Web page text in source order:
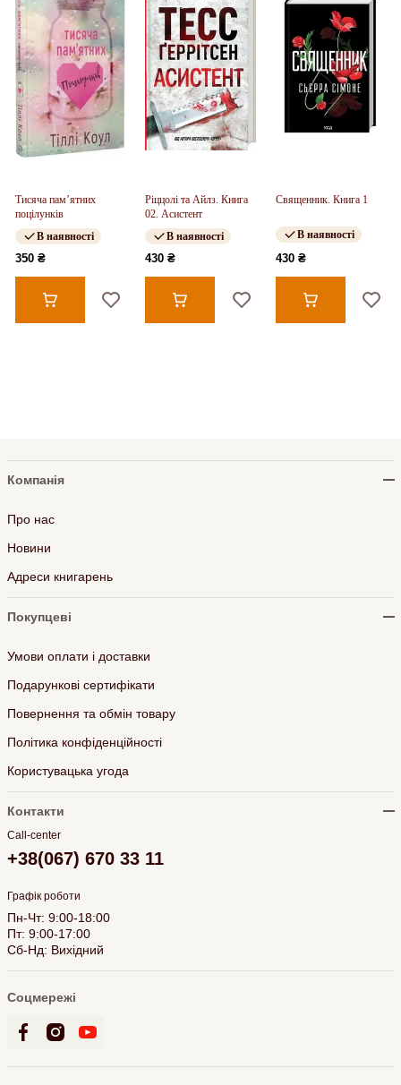
Тисяча пам’ятних
поцілунків
В наявності
350 ₴
Ріццолі та Айлз. Книга
02. Асистент
В наявності
430 ₴
Священник. Книга 1
В наявності
430 ₴
Компанія
Про нас
Новини
Адреси книгарень
Покупцеві
Умови оплати і доставки
Подарункові сертифікати
Повернення та обмін товару
Політика конфіденційності
Користувацька угода
Контакти
Call-center
+38(067) 670 33 11
Графік роботи
Пн-Чт: 9:00-18:00
Пт: 9:00-17:00
Сб-Нд: Вихідний
Соцмережі